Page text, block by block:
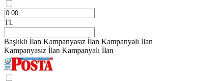
TL
Başlıklı İlan Kampanyasız İlan Kampanyalı İlan
Kampanyasız İlan Kampanyalı İlan